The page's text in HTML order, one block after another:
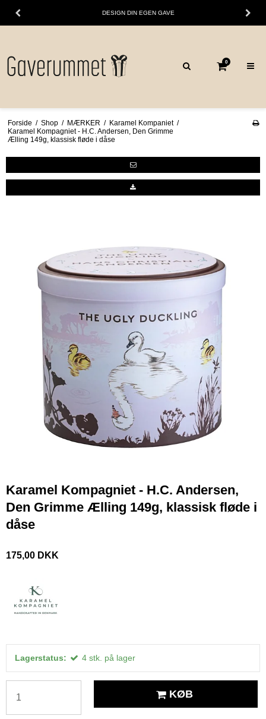
DESIGN DIN EGEN GAVE
0
Forside / Shop / MÆRKER / Karamel Kompaniet /
Karamel Kompagniet - H.C. Andersen, Den Grimme
Ælling 149g, klassisk fløde i dåse
Karamel Kompagniet - H.C. Andersen,
Den Grimme Ælling 149g, klassisk fløde i
dåse
175,00 DKK
Lagerstatus: 4 stk. på lager
KØB